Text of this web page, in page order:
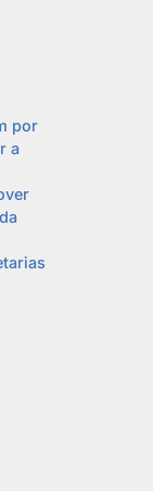
por
a